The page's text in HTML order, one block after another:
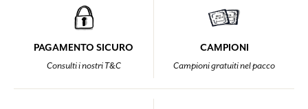
PAGAMENTO SICURO
Consulti i nostri T&C
CAMPIONI
Campioni gratuiti nel pacco